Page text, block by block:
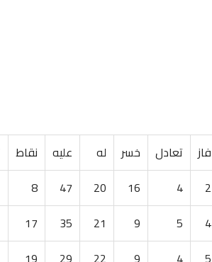
فاز تعادل خسر له عليه نقاط
2
4
16
20
47
8
4
5
9
21
35
17